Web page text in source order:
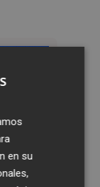
en su